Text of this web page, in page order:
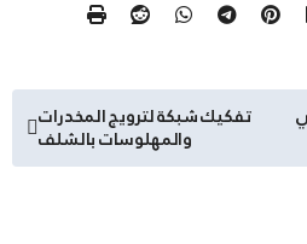
تفكيك شبكة لترويج المخدرات
والمهلوسات بالشلف